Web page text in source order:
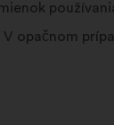
opačnom